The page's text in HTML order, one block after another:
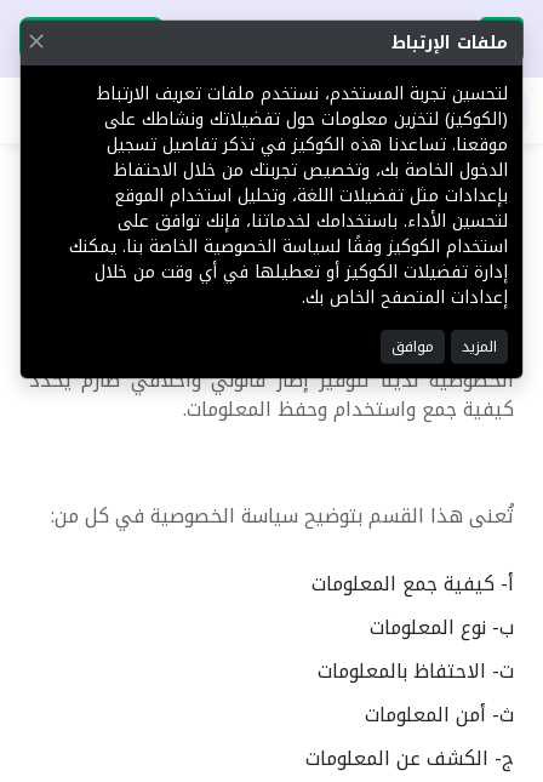
تحميل التطبيق تحميل التطبيق
اطلب عقارك
سياسة الخصوصية
سياسة الخصوصية في منصة توور تعتبر ركيزة أساسية
لالتزامنا بحماية خصوصية مستخدمينا. نحن نضع الخصوصية
في صلب أولوياتنا، حيث نسعى جاهدين لضمان سرية وأمان
المعلومات الشخصية التي نجمعها. تُصمم سياسة
الخصوصية لدينا لتوفير إطار قانوني وأخلاقي صارم يحدد
كيفية جمع واستخدام وحفظ المعلومات.
تُعنى هذا القسم بتوضيح سياسة الخصوصية في كل من:
أ‌- كيفية جمع المعلومات
ب‌- نوع المعلومات
ت‌- الاحتفاظ بالمعلومات
ث‌- أمن المعلومات
ج‌- الكشف عن المعلومات
ملفات الإرتباط
لتحسين تجربة المستخدم، نستخدم ملفات تعريف الارتباط
(الكوكيز) لتخزين معلومات حول تفضيلاتك ونشاطك على
موقعنا. تساعدنا هذه الكوكيز في تذكر تفاصيل تسجيل
الدخول الخاصة بك، وتخصيص تجربتك من خلال الاحتفاظ
بإعدادات مثل تفضيلات اللغة، وتحليل استخدام الموقع
لتحسين الأداء. باستخدامك لخدماتنا، فإنك توافق على
استخدام الكوكيز وفقًا لسياسة الخصوصية الخاصة بنا. يمكنك
إدارة تفضيلات الكوكيز أو تعطيلها في أي وقت من خلال
إعدادات المتصفح الخاص بك.
المزيد موافق